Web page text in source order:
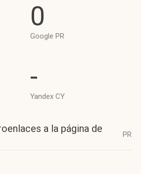
0
Google PR
-
Yandex CY
a la página de
PR